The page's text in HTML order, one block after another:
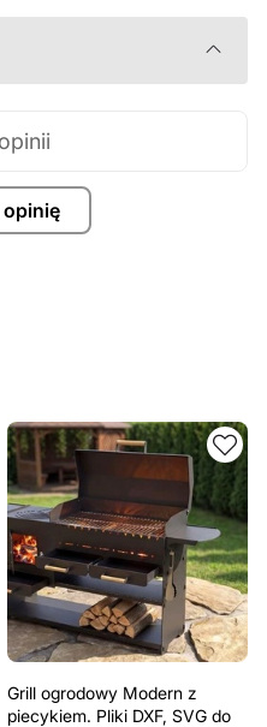
opinię
Grill ogrodowy Modern z
piecykiem. Pliki DXF, SVG do